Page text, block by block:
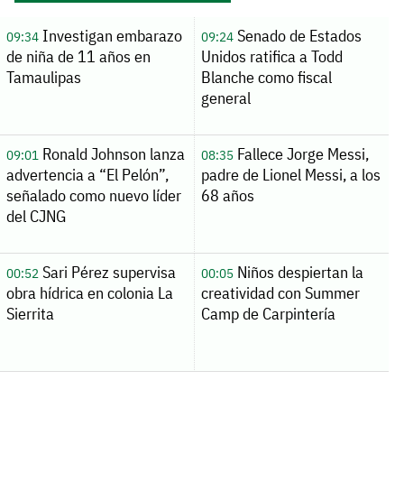
09:34Investigan embarazo
de niña de 11 años en
Tamaulipas
09:24Senado de Estados
Unidos ratifica a Todd
Blanche como fiscal
general
09:01Ronald Johnson lanza
advertencia a “El Pelón”,
señalado como nuevo líder
del CJNG
08:35Fallece Jorge Messi,
padre de Lionel Messi, a los
68 años
00:52Sari Pérez supervisa
obra hídrica en colonia La
Sierrita
00:05Niños despiertan la
creatividad con Summer
Camp de Carpintería